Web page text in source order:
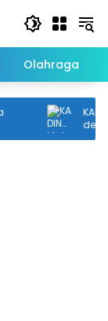
Olahraga
KADIN